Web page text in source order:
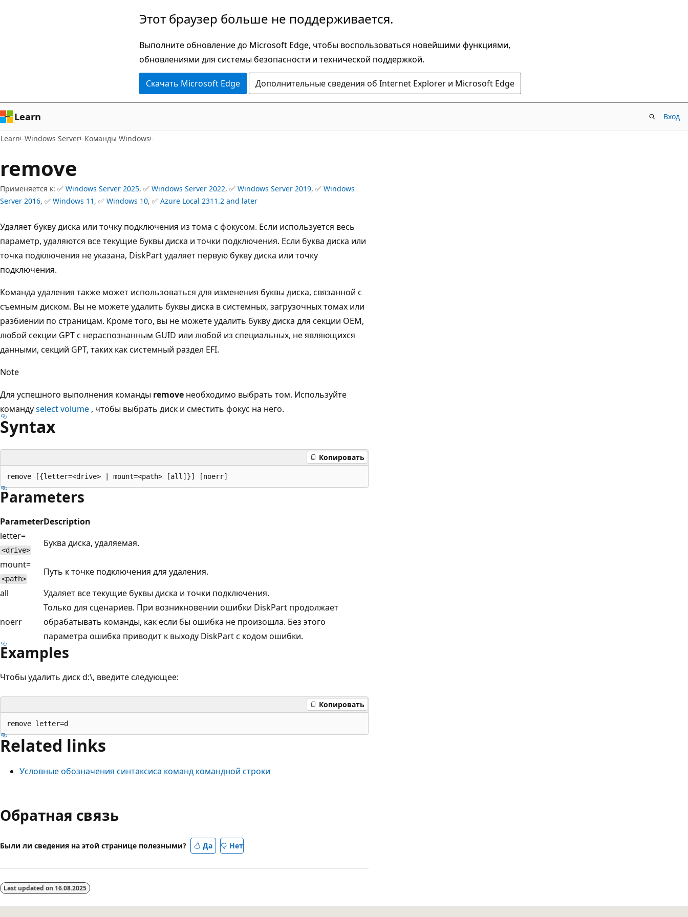
Этот браузер больше не поддерживается.
Выполните обновление до Microsoft Edge, чтобы воспользоваться новейшими функциями,
обновлениями для системы безопасности и технической поддержкой.
Скачать Microsoft Edge Дополнительные сведения об Internet Explorer и Microsoft Edge
Learn Вход
Learn Windows Server Команды Windows
remove
Применяется к: ✅ Windows Server 2025, ✅ Windows Server 2022, ✅ Windows Server 2019, ✅ Windows
Server 2016, ✅ Windows 11 , ✅ Windows 10, ✅ Azure Local 2311.2 and later
Удаляет букву диска или точку подключения из тома с фокусом. Если используется весь
параметр, удаляются все текущие буквы диска и точки подключения. Если буква диска или
точка подключения не указана, DiskPart удаляет первую букву диска или точку
подключения.
Команда удаления также может использоваться для изменения буквы диска, связанной с
съемным диском. Вы не можете удалить буквы диска в системных, загрузочных томах или
разбиении по страницам. Кроме того, вы не можете удалить букву диска для секции OEM,
любой секции GPT с нераспознанным GUID или любой из специальных, не являющихся
данными, секций GPT, таких как системный раздел EFI.
Note
Для успешного выполнения команды remove необходимо выбрать том. Используйте
командуselect volume , чтобы выбрать диск и сместить фокус на него.
Syntax
Копировать
Parameters
ParameterDescription
letter=
<drive>
Буква диска, удаляемая.
mount=
<path>
Путь к точке подключения для удаления.
all
Удаляет все текущие буквы диска и точки подключения.
noerr
Только для сценариев. При возникновении ошибки DiskPart продолжает
обрабатывать команды, как если бы ошибка не произошла. Без этого
параметра ошибка приводит к выходу DiskPart с кодом ошибки.
Examples
Чтобы удалить диск d:\, введите следующее:
Копировать
Related links
Условные обозначения синтаксиса команд командной строки
Режим
чтения
выключен
Обратная связь
Были ли сведения на этой странице полезными? Да Нет
Last updated on 16.08.2025